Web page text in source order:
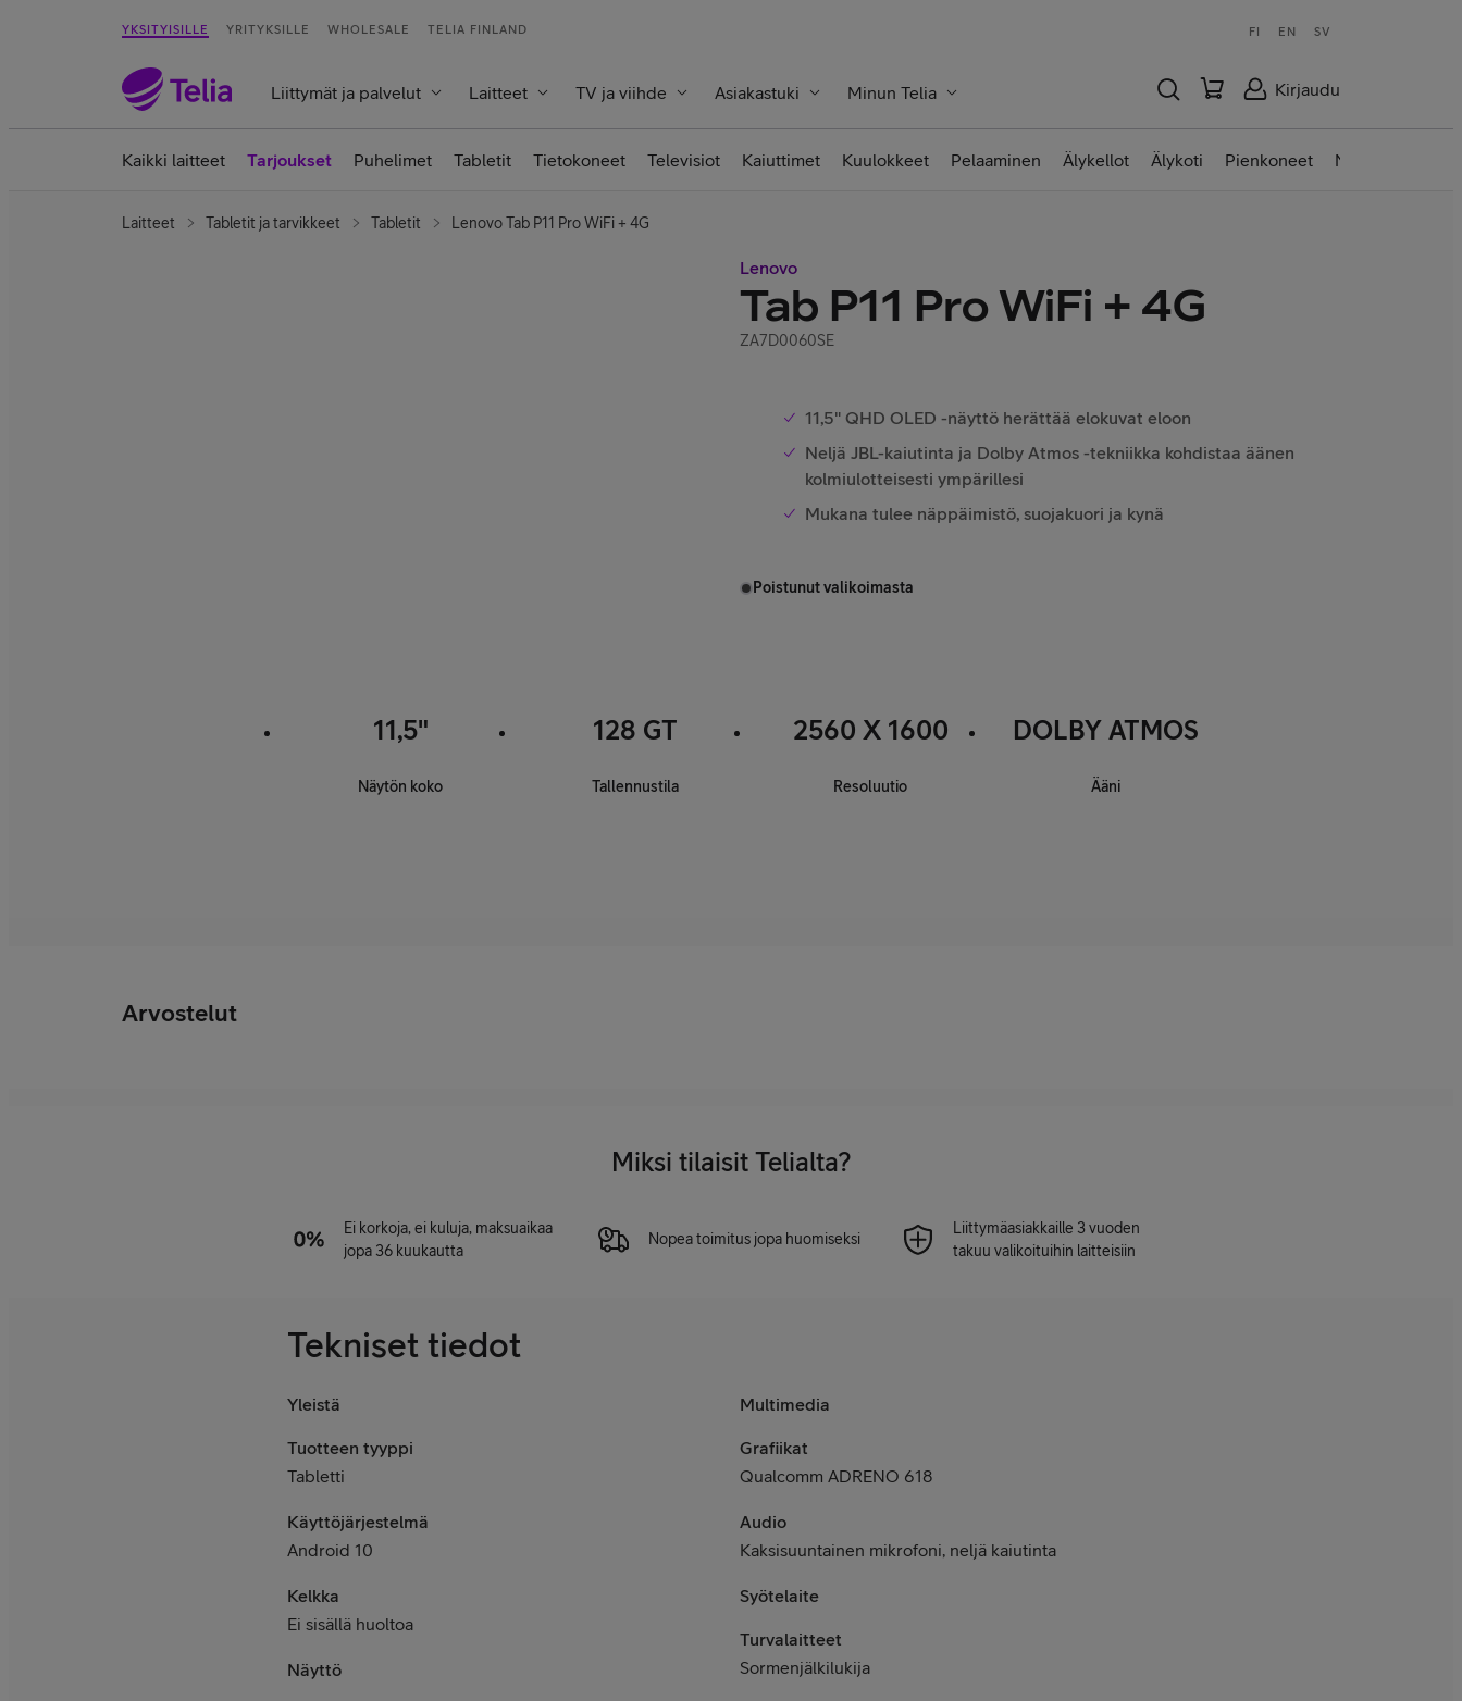
YKSITYISILLE YRITYKSILLE WHOLESALE TELIA FINLAND FI EN SV
Liittymät ja palvelut Laitteet TV ja viihde Asiakastuki Minun Telia Kirjaudu
Kaikki laitteet Tarjoukset Puhelimet Tabletit Tietokoneet Televisiot Kaiuttimet Kuulokkeet Pelaaminen Älykellot Älykoti Pienkoneet Nettilaitteet
Laitteet Tabletit ja tarvikkeet Tabletit Lenovo Tab P11 Pro WiFi + 4G
Lenovo
Tab P11 Pro WiFi + 4G
ZA7D0060SE
11,5" QHD OLED -näyttö herättää elokuvat eloon
Neljä JBL-kaiutinta ja Dolby Atmos -tekniikka kohdistaa äänen
kolmiulotteisesti ympärillesi
Mukana tulee näppäimistö, suojakuori ja kynä
Poistunut valikoimasta
11,5"
Näytön koko
128 GT
Tallennustila
2560 X 1600
Resoluutio
DOLBY ATMOS
Ääni
Arvostelut
Miksi tilaisit Telialta?
Ei korkoja, ei kuluja, maksuaikaa
jopa 36 kuukautta
Nopea toimitus jopa huomiseksi
Liittymäasiakkaille 3 vuoden
takuu valikoituihin laitteisiin
Tekniset tiedot
Yleistä
Tuotteen tyyppi
Tabletti
Käyttöjärjestelmä
Android 10
Kelkka
Ei sisällä huoltoa
Näyttö
Multimedia
Grafiikat
Qualcomm ADRENO 618
Audio
Kaksisuuntainen mikrofoni, neljä kaiutinta
Syötelaite
Turvalaitteet
Sormenjälkilukija